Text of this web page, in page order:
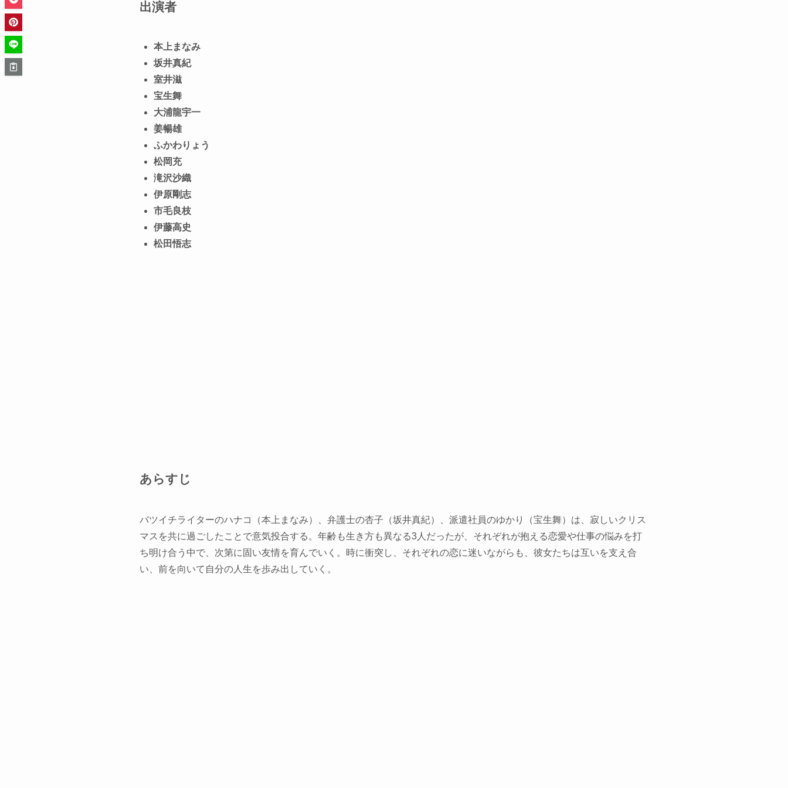
出演者
本上まなみ
坂井真紀
室井滋
宝生舞
大浦龍宇一
姜暢雄
ふかわりょう
松岡充
滝沢沙織
伊原剛志
市毛良枝
伊藤高史
松田悟志
あらすじ
バツイチライターのハナコ（本上まなみ）、弁護士の杏子（坂井真紀）、派遣社員のゆかり（宝生舞）は、寂しいクリス
マスを共に過ごしたことで意気投合する。年齢も生き方も異なる3人だったが、それぞれが抱える恋愛や仕事の悩みを打
ち明け合う中で、次第に固い友情を育んでいく。時に衝突し、それぞれの恋に迷いながらも、彼女たちは互いを支え合
い、前を向いて自分の人生を歩み出していく。